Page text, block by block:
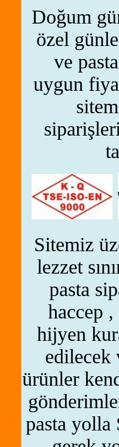
Doğum
özel
ve
uygun
Sitemiz
lezzet
pasta
haccep
hijyen
edilecek
ürünler
pasta yolla